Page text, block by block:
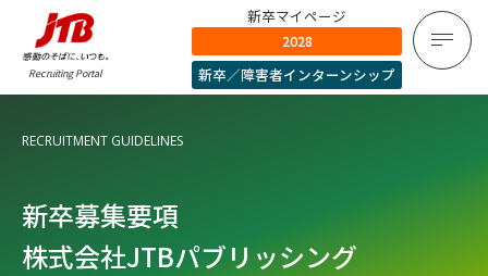
Recruiting Portal
新卒マイページ
2028
新卒／障害者インターンシップ
RECRUITMENT GUIDELINES
新卒募集要項
株式会社JTBパブリッシング